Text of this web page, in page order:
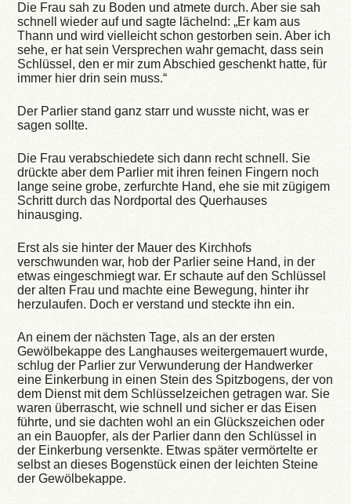
Die Frau sah zu Boden und atmete durch. Aber sie sah
schnell wieder auf und sagte lächelnd: „Er kam aus
Thann und wird vielleicht schon gestorben sein. Aber ich
sehe, er hat sein Versprechen wahr gemacht, dass sein
Schlüssel, den er mir zum Abschied geschenkt hatte, für
immer hier drin sein muss.“
Der Parlier stand ganz starr und wusste nicht, was er
sagen sollte.
Die Frau verabschiedete sich dann recht schnell. Sie
drückte aber dem Parlier mit ihren feinen Fingern noch
lange seine grobe, zerfurchte Hand, ehe sie mit zügigem
Schritt durch das Nordportal des Querhauses
hinausging.
Erst als sie hinter der Mauer des Kirchhofs
verschwunden war, hob der Parlier seine Hand, in der
etwas eingeschmiegt war. Er schaute auf den Schlüssel
der alten Frau und machte eine Bewegung, hinter ihr
herzulaufen. Doch er verstand und steckte ihn ein.
An einem der nächsten Tage, als an der ersten
Gewölbekappe des Langhauses weitergemauert wurde,
schlug der Parlier zur Verwunderung der Handwerker
eine Einkerbung in einen Stein des Spitzbogens, der von
dem Dienst mit dem Schlüsselzeichen getragen war. Sie
waren überrascht, wie schnell und sicher er das Eisen
führte, und sie dachten wohl an ein Glückszeichen oder
an ein Bauopfer‚ als der Parlier dann den Schlüssel in
der Einkerbung versenkte. Etwas später vermörtelte er
selbst an dieses Bogenstück einen der leichten Steine
der Gewölbekappe.